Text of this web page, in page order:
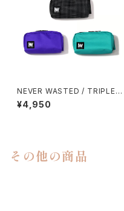
NEVER WASTED / TRIPLEY
ES
¥4,950
その他の商品